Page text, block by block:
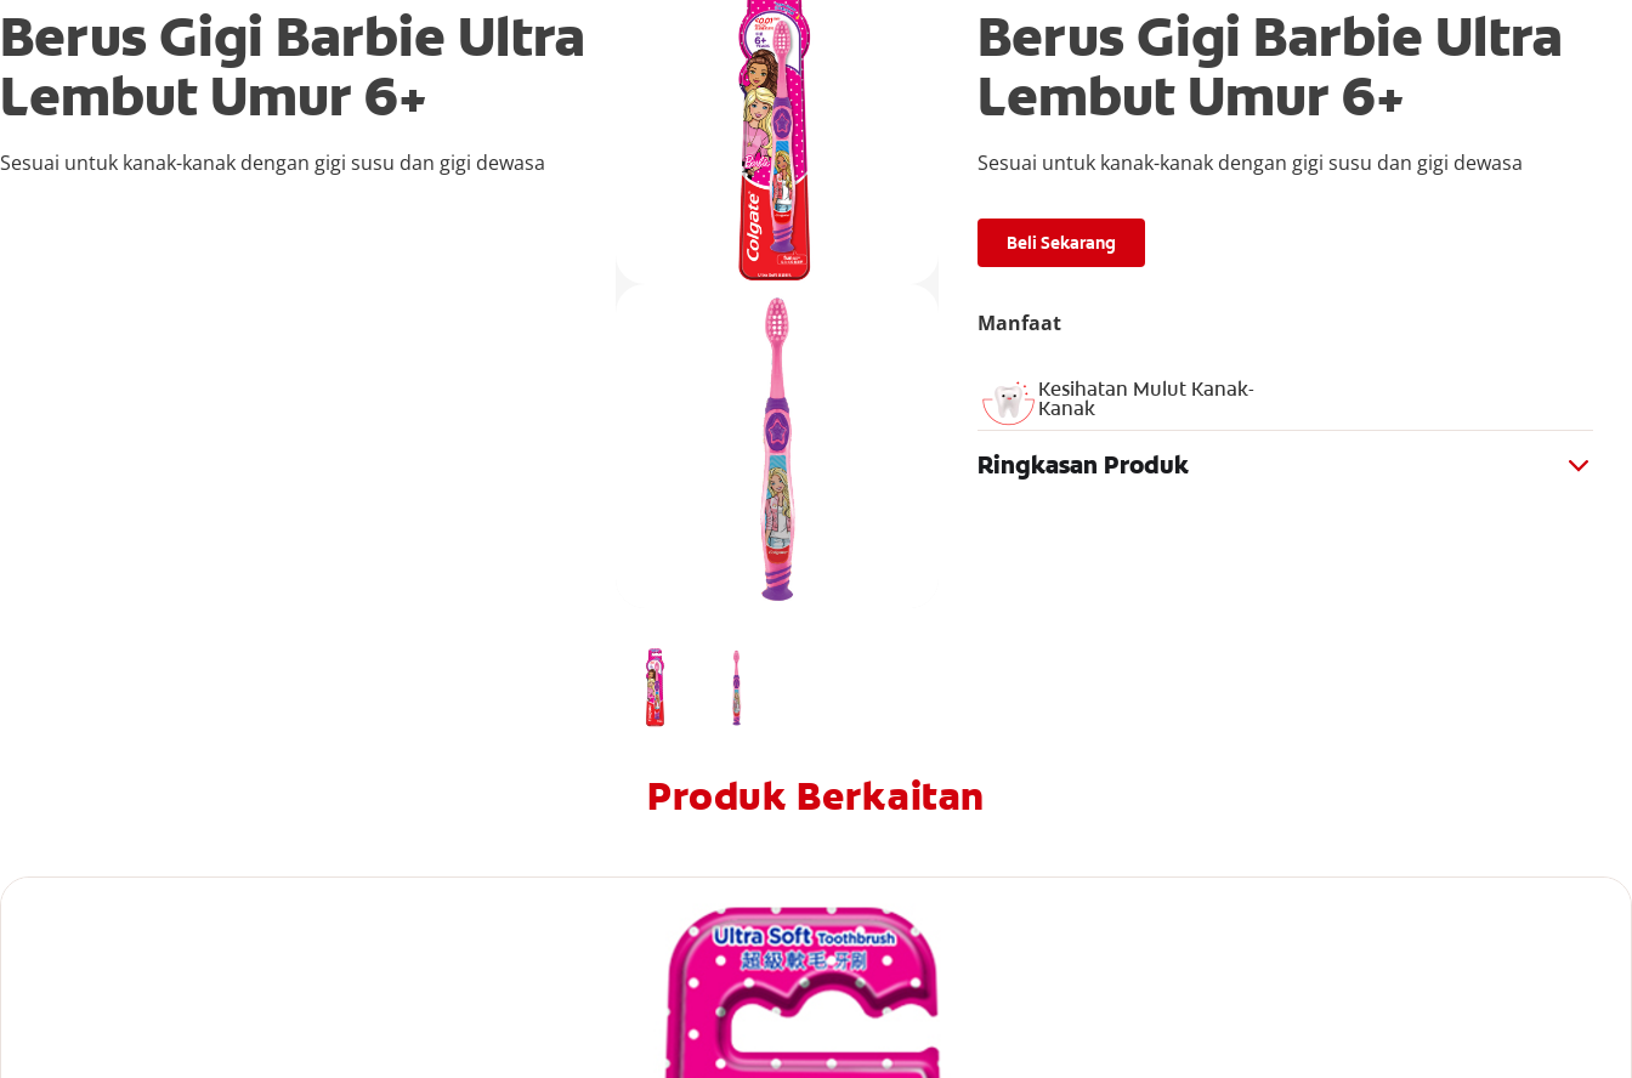
Berus Gigi Barbie Ultra
Lembut Umur 6+
Sesuai untuk kanak-kanak dengan gigi susu dan gigi dewasa
Berus Gigi Barbie Ultra
Lembut Umur 6+
Sesuai untuk kanak-kanak dengan gigi susu dan gigi dewasa
Beli Sekarang
Manfaat
Kesihatan Mulut Kanak-
Kanak
Ringkasan Produk
Produk Berkaitan